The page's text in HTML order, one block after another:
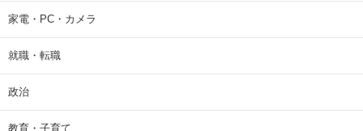
家電・PC・カメラ
就職・転職
政治
教育・子育て